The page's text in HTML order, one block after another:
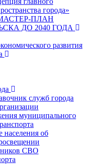
города»
ПЛАН
ДО 2040 ГОДА
развития
служб города
муниципального
об
СВО